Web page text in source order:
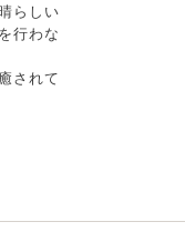
らしい
行わな
されて